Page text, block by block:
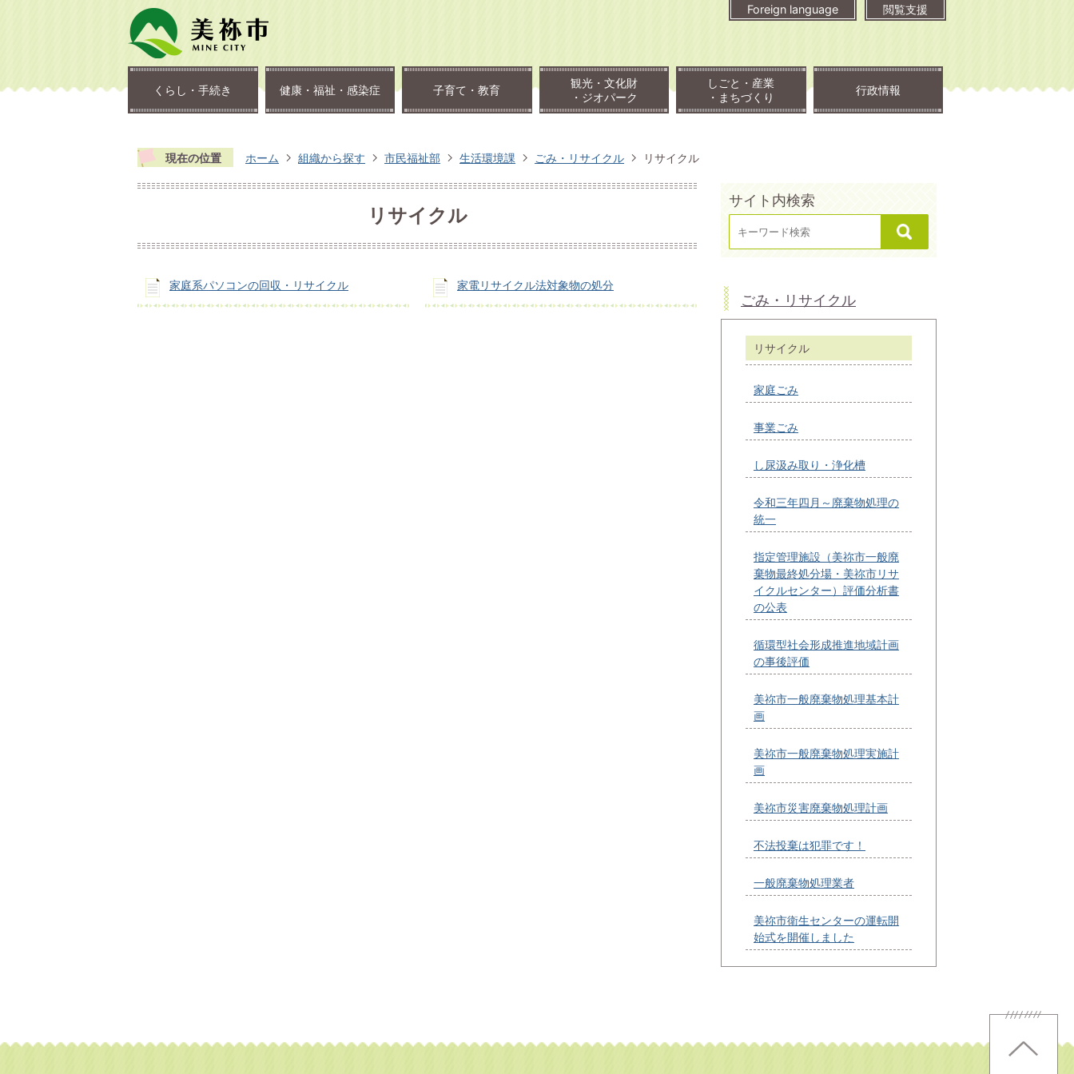
Foreign language 閲覧支援
くらし・手続き 健康・福祉・感染症 子育て・教育
観光・文化財
・ジオパーク
しごと・産業
・まちづくり
行政情報
現在の位置 ホーム 組織から探す 市民福祉部 生活環境課 ごみ・リサイクル リサイクル
リサイクル
家庭系パソコンの回収・リサイクル 家電リサイクル法対象物の処分
サイト内検索
ごみ・リサイクル
リサイクル
家庭ごみ
事業ごみ
し尿汲み取り・浄化槽
令和三年四月～廃棄物処理の
統一
指定管理施設（美祢市一般廃
棄物最終処分場・美祢市リサ
イクルセンター）評価分析書
の公表
循環型社会形成推進地域計画
の事後評価
美祢市一般廃棄物処理基本計
画
美祢市一般廃棄物処理実施計
画
美祢市災害廃棄物処理計画
不法投棄は犯罪です！
一般廃棄物処理業者
美祢市衛生センターの運転開
始式を開催しました